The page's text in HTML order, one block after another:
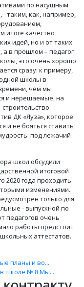
по насущным
таким, как, например,
итоге качество
идей, но и от таких
в прошлом – педагог
это очень хорошо
сразу: к примеру,
школы в
чем мы
и нерешаемые, на
ДК «Яуза», которое
и не бояться ставить
под лежачий
школ обсудили
итоговой
2020 года проходить
изменениями.
только для
- выпускной по
педагогов очень
работы предстоит
аттестатов.
планы и во...
школе № 8 Мы...